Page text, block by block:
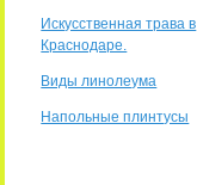
Искусственная трава в
Краснодаре.
Виды линолеума
Напольные плинтусы